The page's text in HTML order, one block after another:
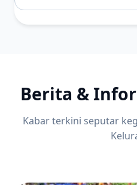
Berita &
Kabar terkini seputar